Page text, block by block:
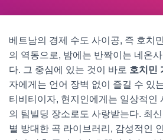
베트남의 경제 수도 사이공, 즉 호치
의 역동으로, 밤에는 반짝이는 네온
다. 그 중심에 있는 것이 바로 호치민
자에게는 언어 장벽 없이 즐길 수 있
티비티이자, 현지인에게는 일상적인
의 팀빌딩 장소로도 사랑받는다. 최
별 방대한 곡 라이브러리, 감성적인